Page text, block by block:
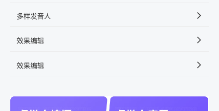
多样发音人
效果编辑
效果编辑